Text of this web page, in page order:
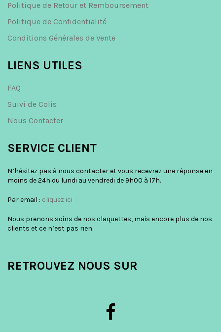
Politique de Retour et Remboursement
Politique de Confidentialité
Conditions Générales de Vente
LIENS UTILES
FAQ
Suivi de Colis
Nous Contacter
SERVICE CLIENT
N’hésitez pas à nous contacter et vous recevrez une réponse en
moins de 24h du lundi au vendredi de 9h00 à 17h.
Par email : cliquez ici
Nous prenons soins de nos claquettes, mais encore plus de nos
clients et ce n’est pas rien.
RETROUVEZ NOUS SUR